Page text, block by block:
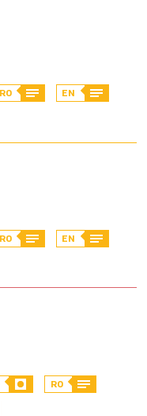
RO EN
RO EN
RO